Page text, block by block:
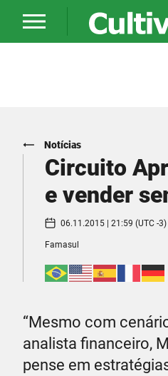
Notícias
Circuito
e vender
06.11.2015 | 21:59 (UTC -3)
Famasul
“Mesmo com
analista financeiro,
pense em